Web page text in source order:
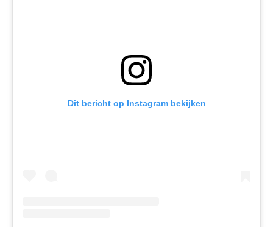
Dit bericht op Instagram bekijken